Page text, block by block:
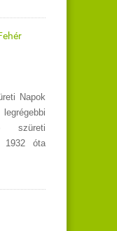
Napok
szüreti
1932 óta